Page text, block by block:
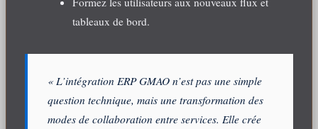
tableaux de bord.
« L’intégration ERP GMAO n’est pas une simple
question technique, mais une transformation des
modes de collaboration entre services. Elle crée